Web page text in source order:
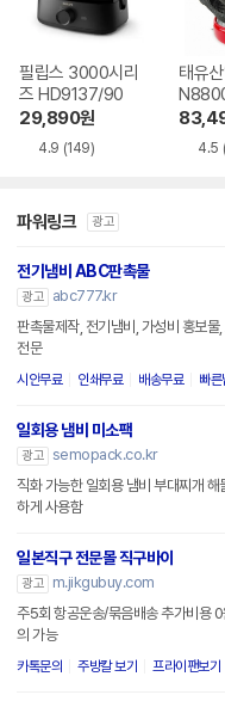
필립스 3000시리
즈 HD9137/90
29,890원
4.9 (149)
태유
4.5
파워링크 광고
전기냄비 ABC판촉물
광고
abc777.kr
판촉물제작, 전기냄비, 가성비 홍보
전문
시안무료 인쇄무료 배송무료 빠른
일회용 냄비 미소팩
광고 semopack.co.kr
직화 가능한 일회용 냄비 부대찌개
하게 사용함
일본직구 전문몰 직구바이
광고
m.jikgubuy.com
주5회 항공운송/묶음배송 추가비용
의 가능
카톡문의 주방칼 보기 프라이팬보기